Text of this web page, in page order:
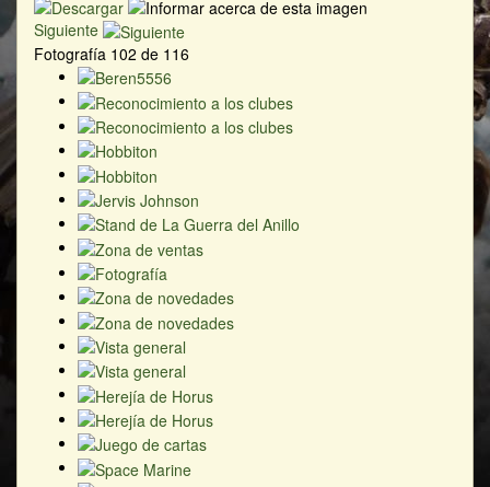
Siguiente
Fotografía 102 de 116